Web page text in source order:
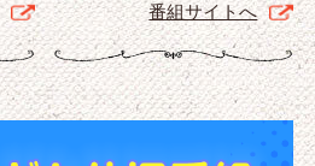
番組サイトへ